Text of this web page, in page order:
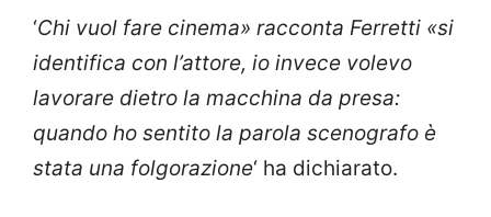
‘Chi vuol fare cinema» racconta Ferretti «si
identifica con l’attore, io invece volevo
lavorare dietro la macchina da presa:
quando ho sentito la parola scenografo è
stata una folgorazione‘ ha dichiarato.